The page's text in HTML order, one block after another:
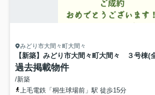
みどり市大間々町大間々
過去掲載物件
/新築
上毛電鉄「桐生球場前」駅 徒歩15分